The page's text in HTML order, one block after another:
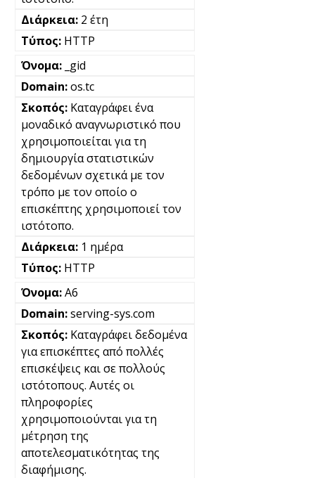
2 έτη
HTTP
_gid
os.tc
Καταγράφει ένα
μοναδικό αναγνωριστικό που
χρησιμοποιείται για τη
δημιουργία στατιστικών
δεδομένων σχετικά με τον
τρόπο με τον οποίο ο
επισκέπτης χρησιμοποιεί τον
ιστότοπο.
1 ημέρα
HTTP
A6
serving-sys.com
Καταγράφει δεδομένα
για επισκέπτες από πολλές
επισκέψεις και σε πολλούς
ιστότοπους. Αυτές οι
πληροφορίες
χρησιμοποιούνται για τη
μέτρηση της
αποτελεσματικότητας της
διαφήμισης.